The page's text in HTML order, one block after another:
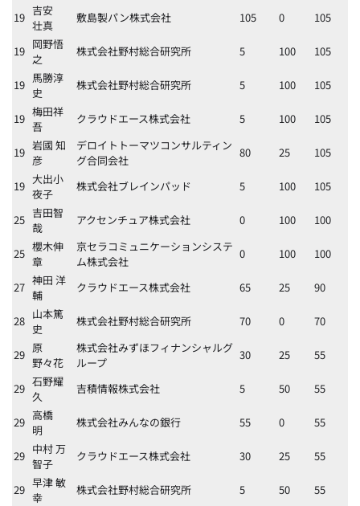
19 吉安
壮真
敷島製パン株式会社 105 0 105
19 岡野悟
之
株式会社野村総合研究所 5 100 105
19 馬勝淳
史
株式会社野村総合研究所 5 100 105
19 梅田祥
吾
クラウドエース株式会社 5 100 105
19 岩國 知
彦
デロイトトーマツコンサルティン
グ合同会社
80 25 105
19 大出小
夜子
株式会社ブレインパッド 5 100 105
25 吉田智
哉
アクセンチュア株式会社 0 100 100
25 櫻木伸
章
京セラコミュニケーションシステ
ム株式会社
0 100 100
27 神田 洋
輔
クラウドエース株式会社 65 25 90
28 山本篤
史
株式会社野村総合研究所 70 0 70
29 原
野々花
株式会社みずほフィナンシャルグ
ループ
30 25 55
29 石野耀
久
吉積情報株式会社 5 50 55
29 高橋
明
株式会社みんなの銀行 55 0 55
29 中村 万
智子
クラウドエース株式会社 30 25 55
29 早津 敏
幸
株式会社野村総合研究所 5 50 55